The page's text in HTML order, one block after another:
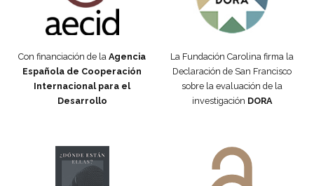
Con financiación de la Agencia
Española de Cooperación
Internacional para el
Desarrollo
La Fundación Carolina firma la
Declaración de San Francisco
sobre la evaluación de la
investigación DORA